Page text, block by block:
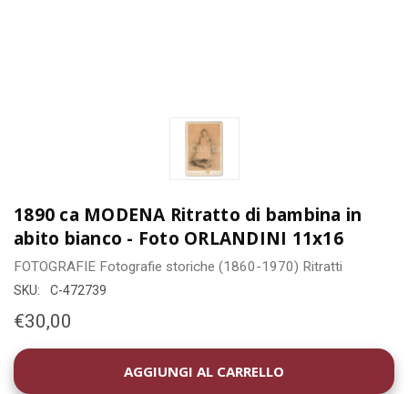
1890 ca MODENA Ritratto di bambina in
abito bianco - Foto ORLANDINI 11x16
FOTOGRAFIE Fotografie storiche (1860-1970) Ritratti
SKU: C-472739
€30,00
DISPONIBILITÀ
ATTUALE: